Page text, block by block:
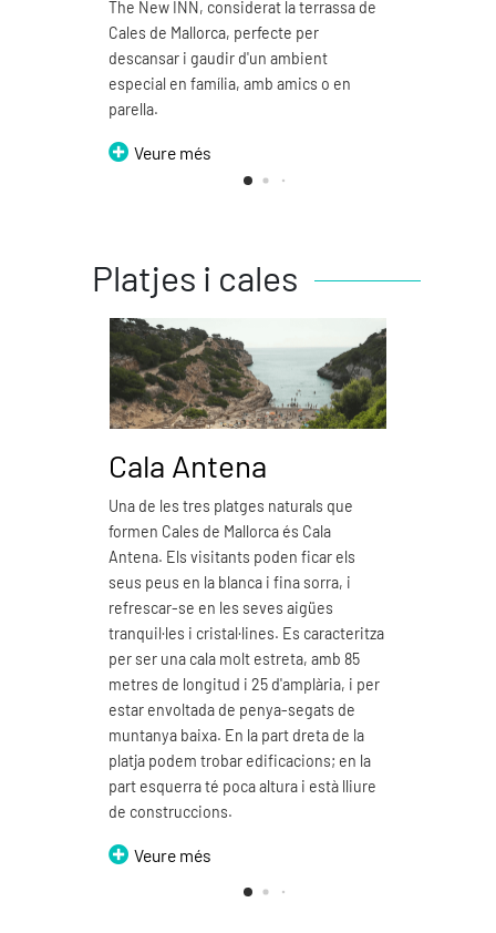
The New INN, considerat la terrassa de
Cales de Mallorca, perfecte per
descansar i gaudir d'un ambient
especial en família, amb amics o en
parella.
Veure més
Platjes i cales
Cala Antena
Una de les tres platges naturals que
formen Cales de Mallorca és Cala
Antena. Els visitants poden ficar els
seus peus en la blanca i fina sorra, i
refrescar-se en les seves aigües
tranquil·les i cristal·lines. Es caracteritza
per ser una cala molt estreta, amb 85
metres de longitud i 25 d'amplària, i per
estar envoltada de penya-segats de
muntanya baixa. En la part dreta de la
platja podem trobar edificacions; en la
part esquerra té poca altura i està lliure
de construccions.
Veure més